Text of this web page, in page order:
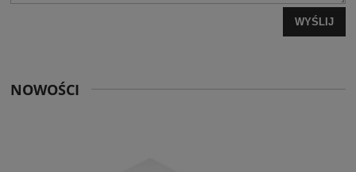
WYŚLIJ
NOWOŚCI